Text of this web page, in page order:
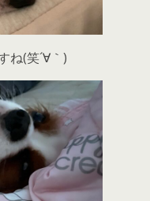
ね(笑´∀｀)